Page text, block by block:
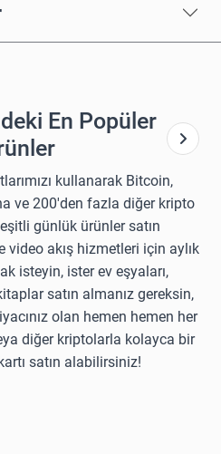
En Popüler
kullanarak Bitcoin,
ve 200'den fazla diğer kripto
günlük ürünler satın
akış hizmetleri için aylık
isteyin, ister ev eşyaları,
satın almanız gereksin,
olan hemen hemen her
diğer kriptolarla kolayca bir
satın alabilirsiniz!